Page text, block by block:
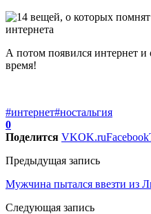
А потом появился интернет и
время!
#интернет#ностальгия
0
Поделится VKOK.ruFacebook
Предыдущая запись
Мужчина пытался ввезти из
Следующая запись